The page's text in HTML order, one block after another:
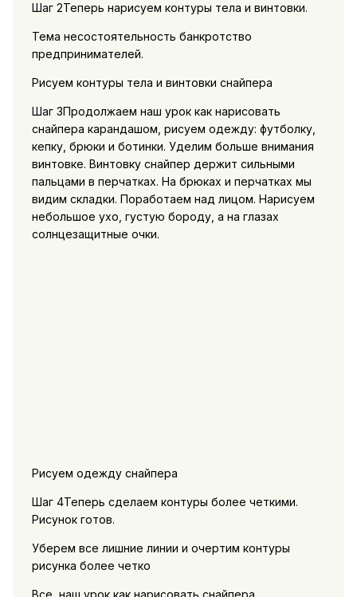
Шаг 2Теперь нарисуем контуры тела и винтовки.
Тема несостоятельность банкротство
предпринимателей.
Рисуем контуры тела и винтовки снайпера
Шаг 3Продолжаем наш урок как нарисовать
снайпера карандашом, рисуем одежду: футболку,
кепку, брюки и ботинки. Уделим больше внимания
винтовке. Винтовку снайпер держит сильными
пальцами в перчатках. На брюках и перчатках мы
видим складки. Поработаем над лицом. Нарисуем
небольшое ухо, густую бороду, а на глазах
солнцезащитные очки.
Рисуем одежду снайпера
Шаг 4Теперь сделаем контуры более четкими.
Рисунок готов.
Уберем все лишние линии и очертим контуры
рисунка более четко